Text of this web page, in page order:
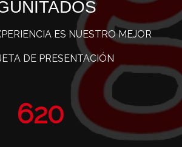
ES NUESTRO MEJOR
DE PRESENTACIÓN
763